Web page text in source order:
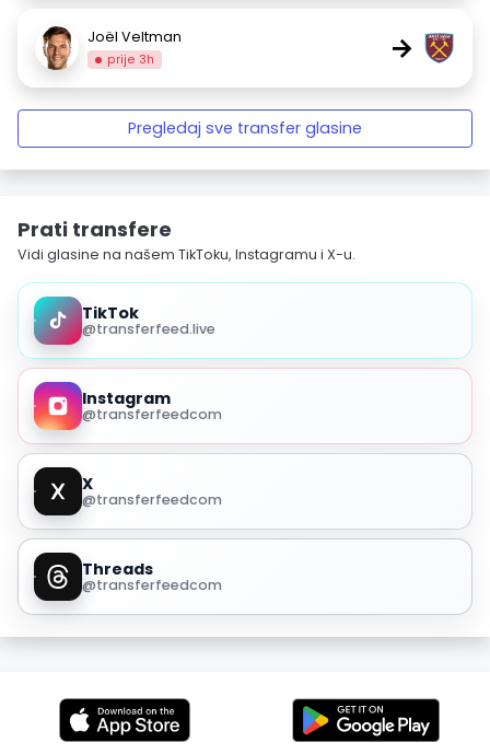
Joël Veltman
prije 3h →
Pregledaj sve transfer glasine
Prati transfere
Vidi glasine na našem TikToku, Instagramu i X-u.
TikTok
@transferfeed.live
Instagram
@transferfeedcom
X
@transferfeedcom
Threads
@transferfeedcom